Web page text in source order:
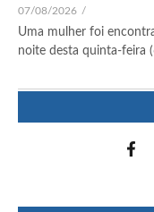
07/08/2026 /
Uma mulher foi
noite desta quinta-feira